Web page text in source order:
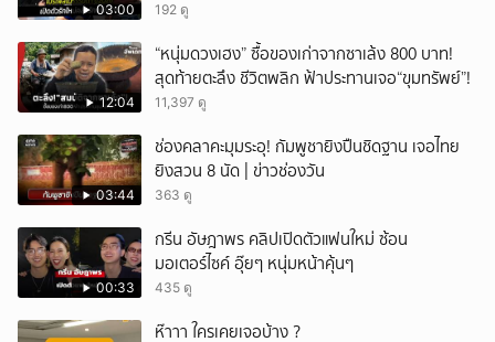
03:00 192 ดู
12:04
“หนุ่มดวงเฮง” ซื้อของเก่าจากซาเล้ง 800 บาท!
สุดท้ายตะลึง ชีวิตพลิก ฟ้าประทานเจอ“ขุมทรัพย์”!
11,397 ดู
03:44
ช่องคลาคะมุมระอุ! กัมพูชายิงปืนชิดฐาน เจอไทย
ยิงสวน 8 นัด | ข่าวช่องวัน
363 ดู
00:33
กรีน อัษฎาพร คลิปเปิดตัวแฟนใหม่ ซ้อน
มอเตอร์ไซค์ อุ๊ยๆ หนุ่มหน้าคุ้นๆ
435 ดู
ห๊าาา ใครเคยเจอบ้าง ?